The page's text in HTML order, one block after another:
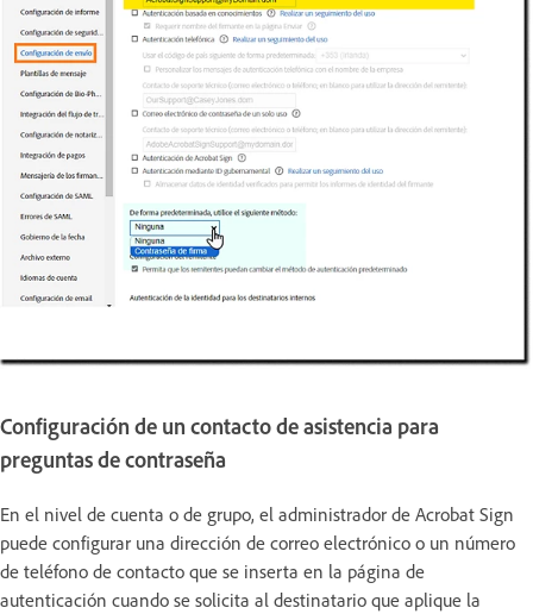
Configuración de un contacto de asistencia para
preguntas de contraseña
En el nivel de cuenta o de grupo, el administrador de Acrobat Sign
puede configurar una dirección de correo electrónico o un número
de teléfono de contacto que se inserta en la página de
autenticación cuando se solicita al destinatario que aplique la